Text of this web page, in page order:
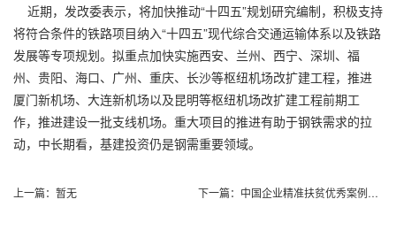
近期，发改委表示，将加快推动“十四五”规划研究编制，积极支持
将符合条件的铁路项目纳入“十四五”现代综合交通运输体系以及铁路
发展等专项规划。拟重点加快实施西安、兰州、西宁、深圳、福
州、贵阳、海口、广州、重庆、长沙等枢纽机场改扩建工程，推进
厦门新机场、大连新机场以及昆明等枢纽机场改扩建工程前期工
作，推进建设一批支线机场。重大项目的推进有助于钢铁需求的拉
动，中长期看，基建投资仍是钢需重要领域。
上一篇： 暂无 下一篇： 中国企业精准扶贫优秀案例（2019）发布会在京召